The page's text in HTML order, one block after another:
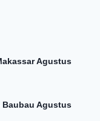
Agustus
Baubau Agustus